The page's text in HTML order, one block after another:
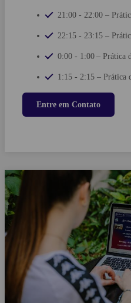
21:00 - 22:00 –
22:15 - 23:15 –
0:00 - 1:00 – Prática
1:15 - 2:15 – Prática
Entre em Contato